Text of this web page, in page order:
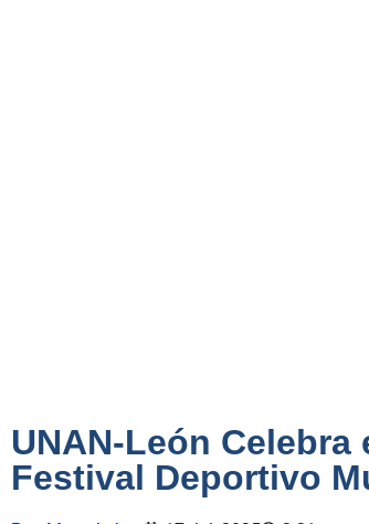
UNAN-León
Festival Deportivo